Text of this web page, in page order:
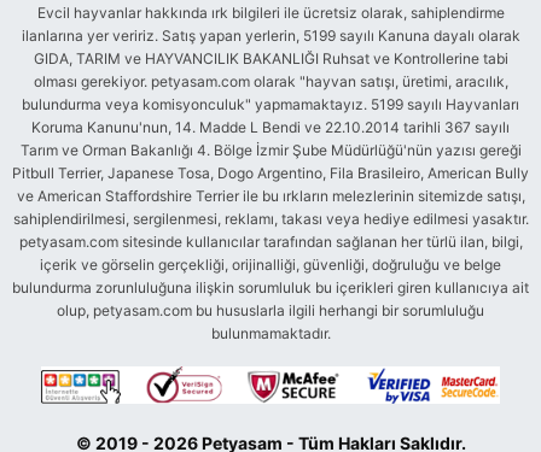
Evcil hayvanlar hakkında ırk bilgileri ile ücretsiz olarak, sahiplendirme
ilanlarına yer veririz. Satış yapan yerlerin, 5199 sayılı Kanuna dayalı olarak
GIDA, TARIM ve HAYVANCILIK BAKANLIĞI Ruhsat ve Kontrollerine tabi
olması gerekiyor. petyasam.com olarak "hayvan satışı, üretimi, aracılık,
bulundurma veya komisyonculuk" yapmamaktayız. 5199 sayılı Hayvanları
Koruma Kanunu'nun, 14. Madde L Bendi ve 22.10.2014 tarihli 367 sayılı
Tarım ve Orman Bakanlığı 4. Bölge İzmir Şube Müdürlüğü'nün yazısı gereği
Pitbull Terrier, Japanese Tosa, Dogo Argentino, Fila Brasileiro, American Bully
ve American Staffordshire Terrier ile bu ırkların melezlerinin sitemizde satışı,
sahiplendirilmesi, sergilenmesi, reklamı, takası veya hediye edilmesi yasaktır.
petyasam.com sitesinde kullanıcılar tarafından sağlanan her türlü ilan, bilgi,
içerik ve görselin gerçekliği, orijinalliği, güvenliği, doğruluğu ve belge
bulundurma zorunluluğuna ilişkin sorumluluk bu içerikleri giren kullanıcıya ait
olup, petyasam.com bu hususlarla ilgili herhangi bir sorumluluğu
bulunmamaktadır.
© 2019 - 2026 Petyasam - Tüm Hakları Saklıdır.